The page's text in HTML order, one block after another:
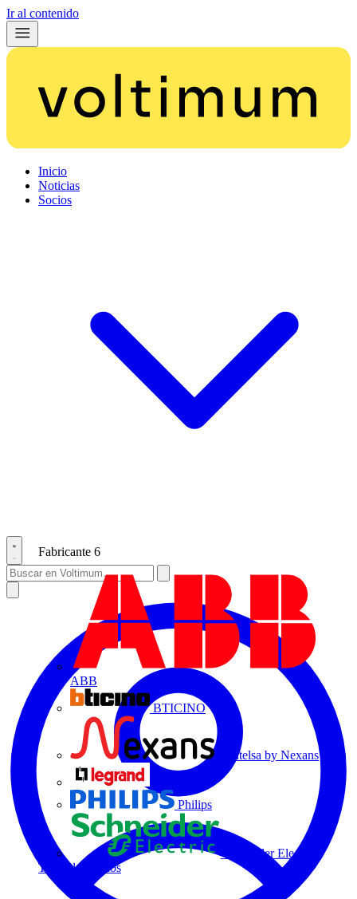
Ir al contenido
Inicio
Noticias
Socios
Fabricante 6
ABB
BTICINO
Centelsa by Nexans
Philips
Schneider Electric
Todos los socios